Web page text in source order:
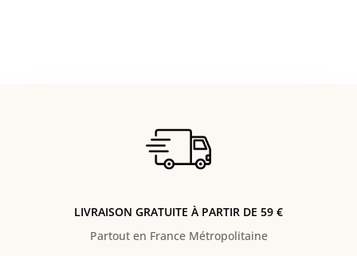
LIVRAISON GRATUITE À PARTIR DE 59 €
Partout en France Métropolitaine